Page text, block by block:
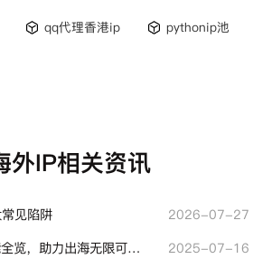
qq代理香港ip pythonip池
外IP相关资讯
见陷阱
2026-07-27
DuoPlus云手机功能全览，助力出海无限可能！
2025-07-16